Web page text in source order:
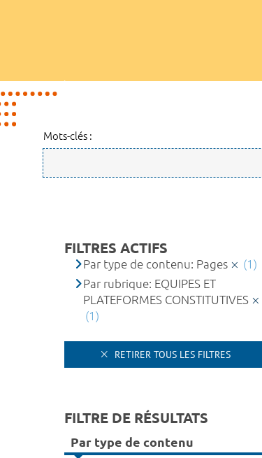
Mots-clés :
FILTRES ACTIFS
Par type de contenu: Pages
(1)
Par rubrique: EQUIPES ET
PLATEFORMES CONSTITUTIVES
(1)
RETIRER TOUS LES FILTRES
FILTRE DE RÉSULTATS
Par type de contenu